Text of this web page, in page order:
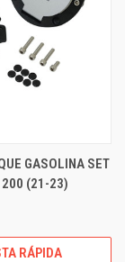
GASOLINA SET
200 (21-23)
RÁPIDA